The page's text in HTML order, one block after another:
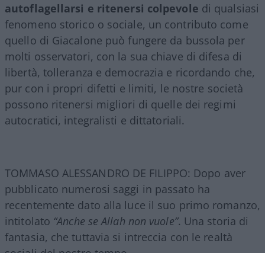
autoflagellarsi e ritenersi colpevole di qualsiasi
fenomeno storico o sociale, un contributo come
quello di Giacalone può fungere da bussola per
molti osservatori, con la sua chiave di difesa di
libertà, tolleranza e democrazia e ricordando che,
pur con i propri difetti e limiti, le nostre società
possono ritenersi migliori di quelle dei regimi
autocratici, integralisti e dittatoriali.
TOMMASO ALESSANDRO DE FILIPPO: Dopo aver
pubblicato numerosi saggi in passato ha
recentemente dato alla luce il suo primo romanzo,
intitolato “Anche se Allah non vuole”. Una storia di
fantasia, che tuttavia si intreccia con le realtà